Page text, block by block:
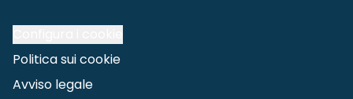
Politica sui cookie
Avviso legale